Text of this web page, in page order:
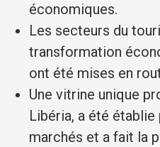
économiques.
Les secteurs du
transformation
ont été mises en
Une vitrine unique
Libéria, a été
marchés et a fait la